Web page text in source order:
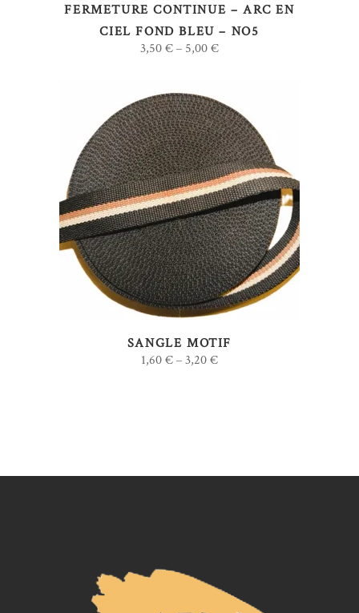
peuvent
du
produit
FERMETURE CONTINUE – ARC EN
CIEL FOND BLEU – NO5
3,50€ – 5,00€
CHOIX DES OPTIONS
Ce
produit
a
plusieurs
variations.
Les
du
SANGLE MOTIF
1,60€ – 3,20€